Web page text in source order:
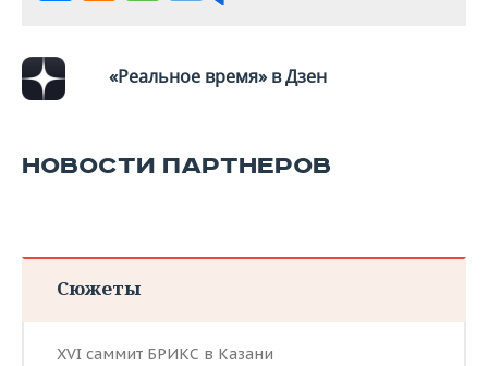
«Реальное время» в Дзен
НОВОСТИ ПАРТНЕРОВ
Сюжеты
XVI саммит БРИКС в Казани